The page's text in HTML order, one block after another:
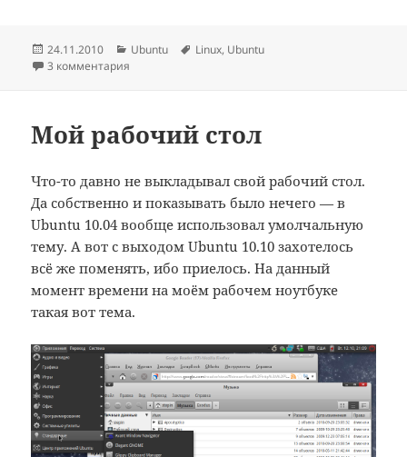
Опубликовано
24.11.2010 Рубрики
Ubuntu Метки
Linux, Ubuntu
3 комментария
Мой рабочий стол
Что-то давно не выкладывал свой рабочий стол.
Да собственно и показывать было нечего — в
Ubuntu 10.04 вообще использовал умолчальную
тему. А вот с выходом Ubuntu 10.10 захотелось
всё же поменять, ибо приелось. На данный
момент времени на моём рабочем ноутбуке
такая вот тема.